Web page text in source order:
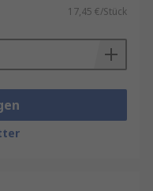
17,45 €/Stück